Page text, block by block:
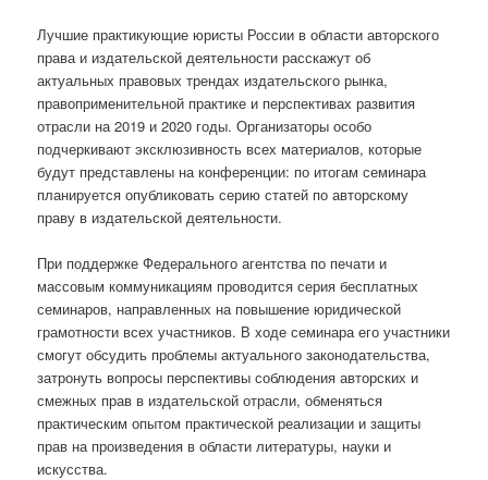
Лучшие практикующие юристы России в области авторского
права и издательской деятельности расскажут об
актуальных правовых трендах издательского рынка,
правоприменительной практике и перспективах развития
отрасли на 2019 и 2020 годы. Организаторы особо
подчеркивают эксклюзивность всех материалов, которые
будут представлены на конференции: по итогам семинара
планируется опубликовать серию статей по авторскому
праву в издательской деятельности.
При поддержке Федерального агентства по печати и
массовым коммуникациям проводится серия бесплатных
семинаров, направленных на повышение юридической
грамотности всех участников. В ходе семинара его участники
смогут обсудить проблемы актуального законодательства,
затронуть вопросы перспективы соблюдения авторских и
смежных прав в издательской отрасли, обменяться
практическим опытом практической реализации и защиты
прав на произведения в области литературы, науки и
искусства.